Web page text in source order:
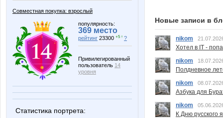
Совместная покупка: взрослый
популярность:
369 место
рейтинг 23300 +5 ↑ ?
Привилегированный
пользователь 14
уровня
Статистика портрета:
Новые записи в
nikom
Хотел в IT -
nikom
Полдневное
nikom
Азбука для
nikom
К Дню русского